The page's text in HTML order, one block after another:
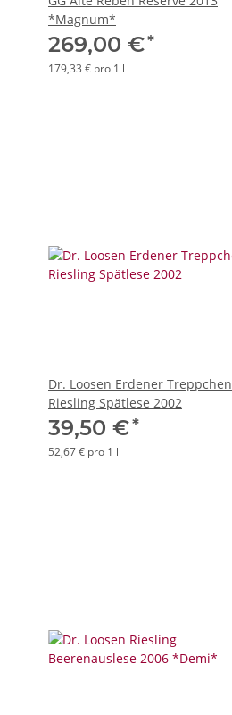
*Magnum*
269,00 €*
179,33 € pro 1 l
Dr. Loosen Erdener Treppchen
Riesling Spätlese 2002
39,50 €*
52,67 € pro 1 l